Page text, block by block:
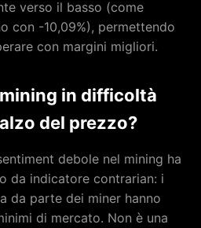
verso il basso (come
con -10,09%), permettendo
con margini migliori.
in difficoltà
del prezzo?
debole nel mining ha
da indicatore contrarian: i
da parte dei miner hanno
di mercato. Non è una